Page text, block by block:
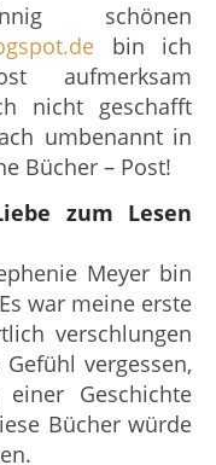
bin ich
aufmerksam
nicht geschafft
umbenannt in
Bücher – Post!
zum Lesen
Meyer bin
war meine erste
verschlungen
vergessen,
Geschichte
Bücher würde